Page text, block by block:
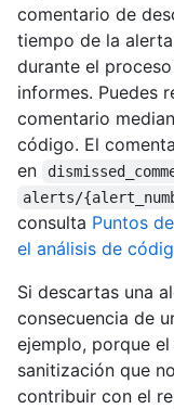
comentario de
tiempo de la
durante el
informes. Puedes
comentario
código. El
en
alerts/
consulta Puntos
el análisis de
Si descartas una
consecuencia de
ejemplo, porque
sanitización que
contribuir con el